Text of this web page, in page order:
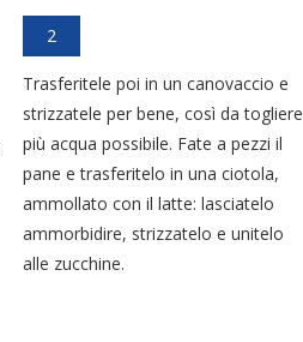
2
Trasferitele poi in un canovaccio e
strizzatele per bene, così da togliere
più acqua possibile. Fate a pezzi il
pane e trasferitelo in una ciotola,
ammollato con il latte: lasciatelo
ammorbidire, strizzatelo e unitelo
alle zucchine.